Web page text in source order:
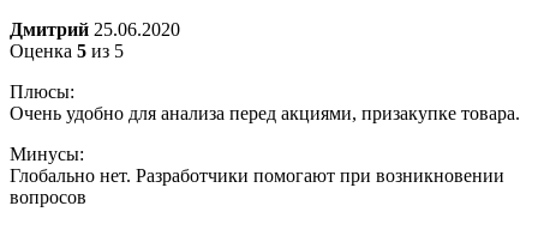
Дмитрий 25.06.2020
Оценка 5 из 5
Плюсы:
Очень удобно для анализа перед акциями, призакупке товара.
Минусы:
Глобально нет. Разработчики помогают при возникновении
вопросов